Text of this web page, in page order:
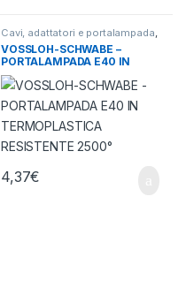
Cavi, adattatori e portalampada
Illuminazione
VOSSLOH-SCHWABE –
PORTALAMPADA E40 IN
TERMOPLASTICA
RESISTENTE 2500°
4,37€